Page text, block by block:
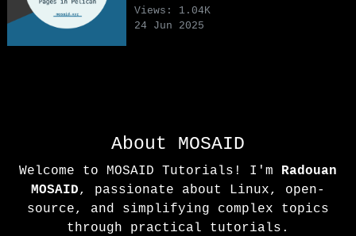
Views: 1.04K
24 Jun 2025
About MOSAID
Welcome to MOSAID Tutorials! I'm Radouan
MOSAID, passionate about Linux, open-
source, and simplifying complex topics
through practical tutorials.